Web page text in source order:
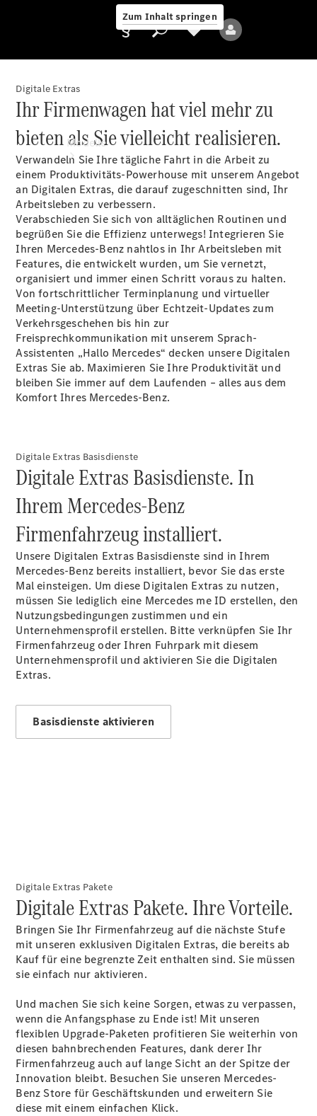
Zum Inhalt springen
Anbieter/Datenschutz
Modelle
Alle Modelle
Neue Modelle
Elektromodelle
Plug-in-Hybrid Modelle
Limousinen
Limousinen
CLA
CLA
C-Klasse
Limousine
C-Klasse
Limousine
NeuElektrisch
EQE
Limousine
Elektrisch
EQS
Limousine
NeuElektrisch
E-Klasse
Limousine
Lang
Mercedes-
Alle SUVs
EQE
SUV
Elektrisch
EQS
SUV
Elektrisch
Mercedes-
Maybach
EQS SUV
Elektrisch
GLA
Digitale Extras
Ihr Firmenwagen hat viel mehr zu
bieten als Sie vielleicht realisieren.
Verwandeln Sie Ihre tägliche Fahrt in die Arbeit zu
einem Produktivitäts-Powerhouse mit unserem Angebot
an Digitalen Extras, die darauf zugeschnitten sind, Ihr
Arbeitsleben zu verbessern.
Verabschieden Sie sich von alltäglichen Routinen und
begrüßen Sie die Effizienz unterwegs! Integrieren Sie
Ihren Mercedes-Benz nahtlos in Ihr Arbeitsleben mit
Features, die entwickelt wurden, um Sie vernetzt,
organisiert und immer einen Schritt voraus zu halten.
Von fortschrittlicher Terminplanung und virtueller
Meeting-Unterstützung über Echtzeit-Updates zum
Verkehrsgeschehen bis hin zur
Freisprechkommunikation mit unserem Sprach-
Assistenten „Hallo Mercedes“ decken unsere Digitalen
Extras Sie ab. Maximieren Sie Ihre Produktivität und
bleiben Sie immer auf dem Laufenden – alles aus dem
Komfort Ihres Mercedes-Benz.
Digitale Extras Basisdienste
Digitale Extras Basisdienste. In
Ihrem Mercedes-Benz
Firmenfahrzeug installiert.
Unsere Digitalen Extras Basisdienste sind in Ihrem
Mercedes-Benz bereits installiert, bevor Sie das erste
Mal einsteigen. Um diese Digitalen Extras zu nutzen,
müssen Sie lediglich eine Mercedes me ID erstellen, den
Nutzungsbedingungen zustimmen und ein
Unternehmensprofil erstellen. Bitte verknüpfen Sie Ihr
Firmenfahrzeug oder Ihren Fuhrpark mit diesem
Unternehmensprofil und aktivieren Sie die Digitalen
Extras.
Basisdienste aktivieren
Digitale Extras Pakete
Digitale Extras Pakete. Ihre Vorteile.
Bringen Sie Ihr Firmenfahrzeug auf die nächste Stufe
mit unseren exklusiven Digitalen Extras, die bereits ab
Kauf für eine begrenzte Zeit enthaltensind. Sie müssen
sie einfach nur aktivieren.
Und machen Sie sich keine Sorgen, etwas zu verpassen,
wenn die Anfangsphase zu Ende ist! Mit unseren
flexiblen Upgrade-Paketen profitieren Sie weiterhin von
diesen bahnbrechenden Features, dank derer Ihr
Firmenfahrzeug auch auf lange Sicht an der Spitze der
Innovation bleibt. Besuchen Sie unseren Mercedes-
Benz Store für Geschäftskunden und erweitern Sie
diese mit einem einfachen Klick.